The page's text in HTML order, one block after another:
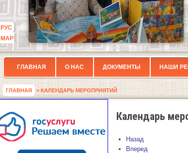
РУС
МАР
ГЛАВНАЯ О НАС ДОКУМЕНТЫ НАШИ
ГЛАВНАЯ > КАЛЕНДАРЬ МЕРОПРИЯТИЙ
Календарь
Назад
Вперед